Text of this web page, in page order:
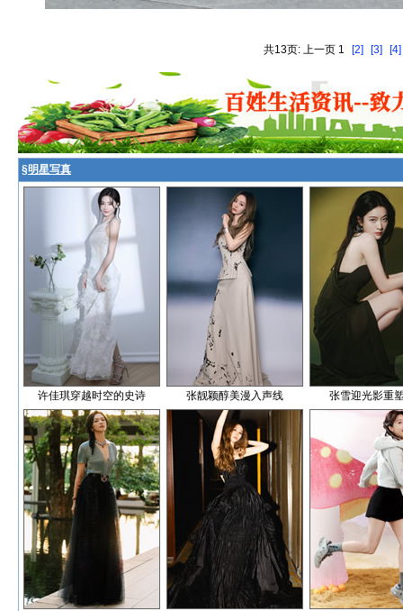
共13页: 上一页 1 [2] [3] [4]
§明星写真
许佳琪穿越时空的史诗 张靓颖醇美漫入声线 张雪迎光影重